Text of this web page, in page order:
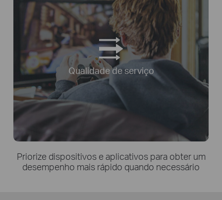
Qualidade de serviço
Priorize dispositivos e aplicativos para obter um
desempenho mais rápido quando necessário